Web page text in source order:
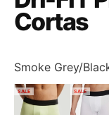
Cortas
Smoke Grey/
SALE SALE